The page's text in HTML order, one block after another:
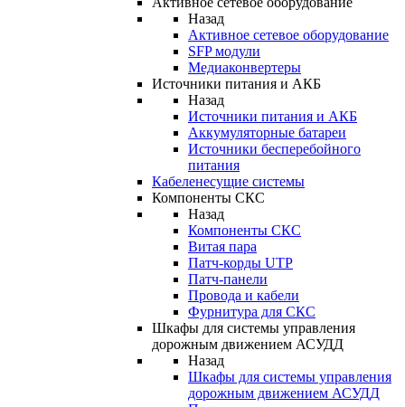
Назад
Активное сетевое оборудование
SFP модули
Медиаконвертеры
Источники питания и АКБ
Назад
Источники питания и АКБ
Аккумуляторные батареи
Источники бесперебойного
питания
Кабеленесущие системы
Компоненты СКС
Назад
Компоненты СКС
Витая пара
Патч-корды UTP
Патч-панели
Провода и кабели
Фурнитура для СКС
Шкафы для системы управления
дорожным движением АСУДД
Назад
Шкафы для системы управления
дорожным движением АСУДД